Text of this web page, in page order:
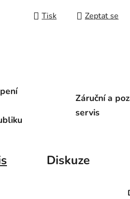
Tisk
Zeptat se
Záruční a
servis
Diskuze